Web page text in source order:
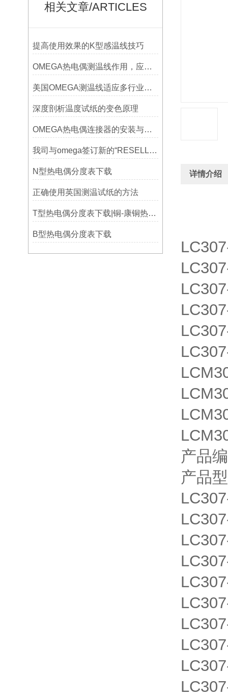
相关文章/ARTICLES
提高使用效果的K型感温线技巧
OMEGA热电偶测温线作用，应用领域
美国OMEGA测温线适应多行业需求
深度剖析温度试纸的变色原理
OMEGA热电偶连接器的安装与调试
我司与omega签订新的“RESELLER’S CERTIFICATION OF EXPORT COMPLIANCE“
N型热电偶分度表下载
正确使用英国测温试纸的方法
T型热电偶分度表下载|铜-康铜热电偶分度表下载
B型热电偶分度表下载
详情介绍
产品
产品